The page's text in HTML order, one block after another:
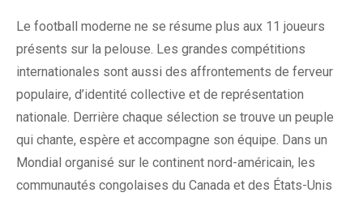
Le football moderne ne se résume plus aux 11 joueurs
présents sur la pelouse. Les grandes compétitions
internationales sont aussi des affrontements de ferveur
populaire, d’identité collective et de représentation
nationale. Derrière chaque sélection se trouve un peuple
qui chante, espère et accompagne son équipe. Dans un
Mondial organisé sur le continent nord-américain, les
communautés congolaises du Canada et des États-Unis